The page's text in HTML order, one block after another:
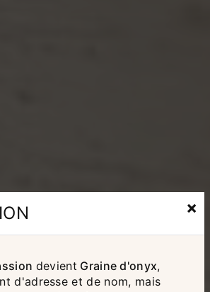
×
devient Graine d'onyx,
d'adresse et de nom, mais